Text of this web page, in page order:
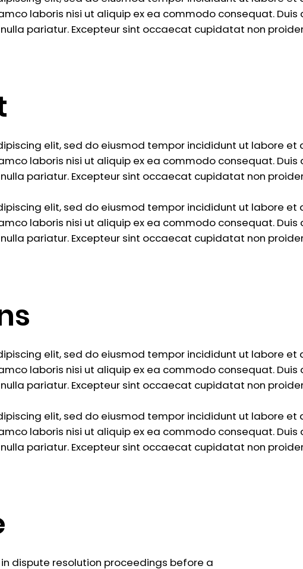
laboris nisi ut aliquip ex ea commodo consequat. Duis
pariatur. Excepteur sint occaecat cupidatat non
elit, sed do eiusmod tempor incididunt ut labore
laboris nisi ut aliquip ex ea commodo consequat. Duis
pariatur. Excepteur sint occaecat cupidatat non
elit, sed do eiusmod tempor incididunt ut labore
laboris nisi ut aliquip ex ea commodo consequat. Duis
pariatur. Excepteur sint occaecat cupidatat non
elit, sed do eiusmod tempor incididunt ut labore
laboris nisi ut aliquip ex ea commodo consequat. Duis
pariatur. Excepteur sint occaecat cupidatat non
elit, sed do eiusmod tempor incididunt ut labore
laboris nisi ut aliquip ex ea commodo consequat. Duis
pariatur. Excepteur sint occaecat cupidatat non
dispute resolution proceedings before a